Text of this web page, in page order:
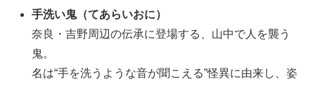
手洗い鬼（てあらいおに）
奈良・吉野周辺の伝承に登場する、山中で人を襲う
鬼。
名は“手を洗うような音が聞こえる”怪異に由来し、姿